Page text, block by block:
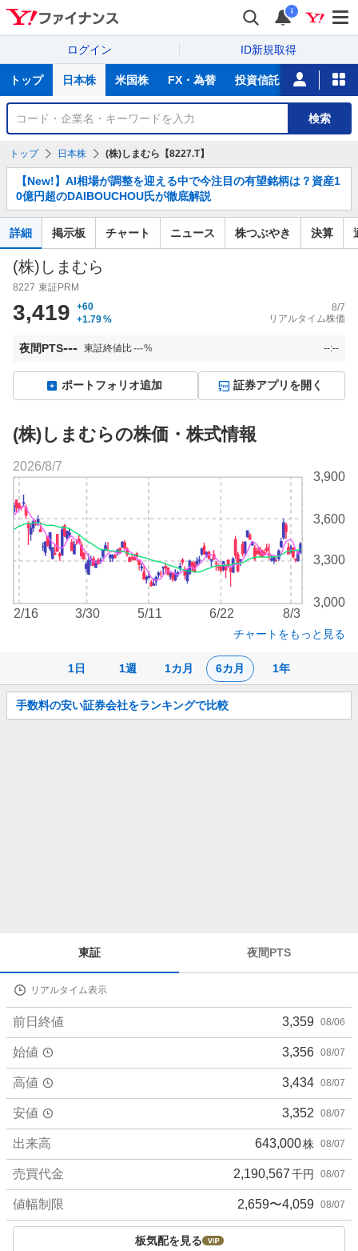
i
ログイン ID新規取得
サ
トップ 日本株 米国株 FX・為替 投資信託 ニュース
銘
検
検索
トップ 日本株 (株)しまむら【8227.T】
知
ら
せ
【New!】AI相場が調整を迎える中で今注目の有望銘柄は？資産1
0億円超のDAIBOUCHOU氏が徹底解説
詳細 掲示板 チャート ニュース 株つぶやき 決算
(株)しまむら
8227 東証PRM
3,419
+60
+1.79%
8/7
リアルタイム株価
夜間PTS--- 東証終値比---% --:--
ポートフォリオ追加 証券アプリを開く
(株)しまむらの株価・株式情報
1日 1週 1カ月 6カ月 1年
3,000
3,300
3,600
3,900
2/16 3/30 5/11 6/22 8/3
2026/8/7
チャートをもっと見る
お
知
手数料の安い証券会社をランキングで比較
詳
値
東証 夜間PTS
リアルタイム表示
前日終値 3,359 08/06
始値 3,356 08/07
高値 3,434 08/07
安値 3,352 08/07
出来高 643,000株 08/07
売買代金 2,190,567千円 08/07
値幅制限 2,659〜4,059 08/07
板気配を見る